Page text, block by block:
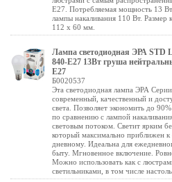
Е27. Потребляемая мощность 13
лампы накаливания 110 Вт. Размер
112 х 60 мм.
Лампа светодиодная ЭРА STD
840-E27 13Вт груша
Е27
Б0020537
Эта светодиодная лампа ЭРА
современный, качественный и
света. Позволяет экономить до
по сравнению с лампой
световым потоком. Светит ярким
который максимально приближен к
дневному. Идеальна для
быту. Мгновенное включение.
Можно использовать как с
светильниками, в том числе